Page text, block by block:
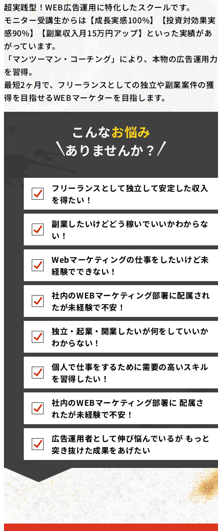
補助金の詳細
対象コースを​受講修了した​際に、​受講料(税抜)の​50%相
当額を​給付いたします。​さらに、​ 弊社紹介経由の転職
後、1年間継続就業で追加の受講料(税抜)20%相当額を
給付いたします。
※リスキリング補助金の予算に達し次第終了となりま
す。
超実践型！WEB広告運用に特化したスクールです。
モニター受講生からは【成長実感100%】【投資対効果実
感90%】【副業収入月15万円アップ】といった実績があ
がっています。
「マンツーマン・コーチング」により、本物の広告運用力
を習得。
最短2ヶ月で、フリーランスとしての独立や副業案件の獲
得を目指せるWEBマーケターを目指します。
こんなお悩み
ありませんか？
フリーランスとして独立して安定した収入
を得たい！
副業したいけどどう稼いでいいかわからな
い！
Webマーケティングの仕事をしたいけど未
経験でできない！
社内のWEBマーケティング部署に配属され
たが未経験で不安！
独立・起業・開業したいが何をしていいか
わからない！
個人で仕事をするために需要の高いスキル
を習得したい！
社内のWEBマーケティング部署に 配属さ
れたが未経験で不安！
広告運用者として伸び悩んでいるが もっと
突き抜けた成果をあげたい